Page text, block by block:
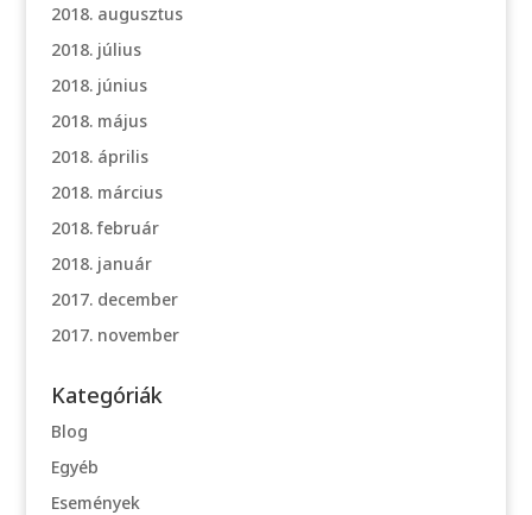
2018. augusztus
2018. július
2018. június
2018. május
2018. április
2018. március
2018. február
2018. január
2017. december
2017. november
Kategóriák
Blog
Egyéb
Események